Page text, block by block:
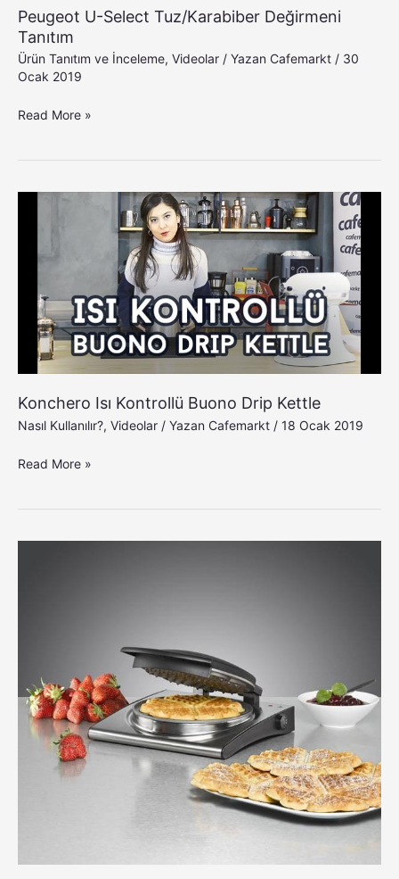
Peugeot U-Select Tuz/Karabiber Değirmeni
Tanıtım
Ürün Tanıtım ve İnceleme, Videolar / Yazan Cafemarkt / 30
Ocak 2019
Read More »
Konchero Isı Kontrollü Buono Drip Kettle
Nasıl Kullanılır?, Videolar / Yazan Cafemarkt / 18 Ocak 2019
Konchero
Buono
Kettle
Read More »